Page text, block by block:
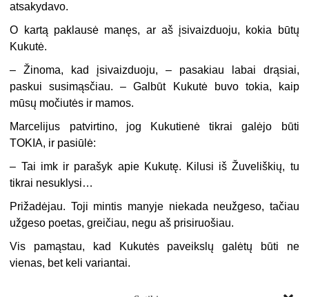
atsakydavo.
O kartą paklausė manęs, ar aš įsivaizduoju, kokia būtų
Kukutė.
– Žinoma, kad įsivaizduoju, – pasakiau labai drąsiai,
paskui susimąsčiau. – Galbūt Kukutė buvo tokia, kaip
mūsų močiutės ir mamos.
Marcelijus patvirtino, jog Kukutienė tikrai galėjo būti
TOKIA, ir pasiūlė:
– Tai imk ir parašyk apie Kukutę. Kilusi iš Žuveliškių, tu
tikrai nesuklysi…
Prižadėjau. Toji mintis manyje niekada neužgeso, tačiau
užgeso poetas, greičiau, negu aš prisiruošiau.
Vis pamąstau, kad Kukutės paveikslų galėtų būti ne
vienas, bet keli variantai.